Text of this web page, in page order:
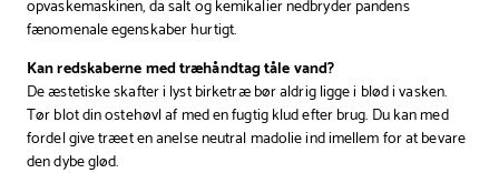
opvaskemaskinen, da salt og kemikalier nedbryder pandens
fænomenale egenskaber hurtigt.
Kan redskaberne med træhåndtag tåle vand?
De æstetiske skafter i lyst birketræ bør aldrig ligge i blød i vasken.
Tør blot din ostehøvl af med en fugtig klud efter brug. Du kan med
fordel give træet en anelse neutral madolie ind imellem for at bevare
den dybe glød.